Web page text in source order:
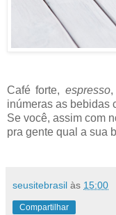
Café forte, espresso,
inúmeras as bebidas
Se você, assim com
pra gente qual a sua
seusitebrasil às 15:00
Compartilhar